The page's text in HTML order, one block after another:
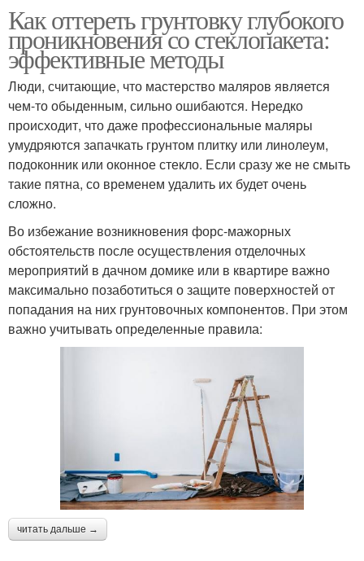
Как оттереть грунтовку глубокого
проникновения со стеклопакета:
эффективные методы
Люди, считающие, что мастерство маляров является
чем-то обыденным, сильно ошибаются. Нередко
происходит, что даже профессиональные маляры
умудряются запачкать грунтом плитку или линолеум,
подоконник или оконное стекло. Если сразу же не смыть
такие пятна, со временем удалить их будет очень
сложно.
Во избежание возникновения форс-мажорных
обстоятельств после осуществления отделочных
мероприятий в дачном домике или в квартире важно
максимально позаботиться о защите поверхностей от
попадания на них грунтовочных компонентов. При этом
важно учитывать определенные правила:
читать дальше →